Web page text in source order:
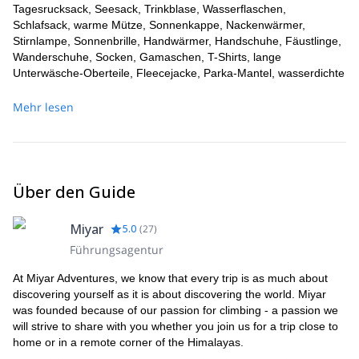
Tagesrucksack, Seesack, Trinkblase, Wasserflaschen,
Schlafsack, warme Mütze, Sonnenkappe, Nackenwärmer,
Stirnlampe, Sonnenbrille, Handwärmer, Handschuhe, Fäustlinge,
Wanderschuhe, Socken, Gamaschen, T-Shirts, lange
Unterwäsche-Oberteile, Fleecejacke, Parka-Mantel, wasserdichte
Sonnencreme und alle persönlichen Medikamente, die Sie
Mehr lesen
Über den Guide
Miyar 5.0 (27)
Führungsagentur
At Miyar Adventures, we know that every trip is as much about
discovering yourself as it is about discovering the world. Miyar
was founded because of our passion for climbing - a passion we
will strive to share with you whether you join us for a trip close to
home or in a remote corner of the Himalayas.